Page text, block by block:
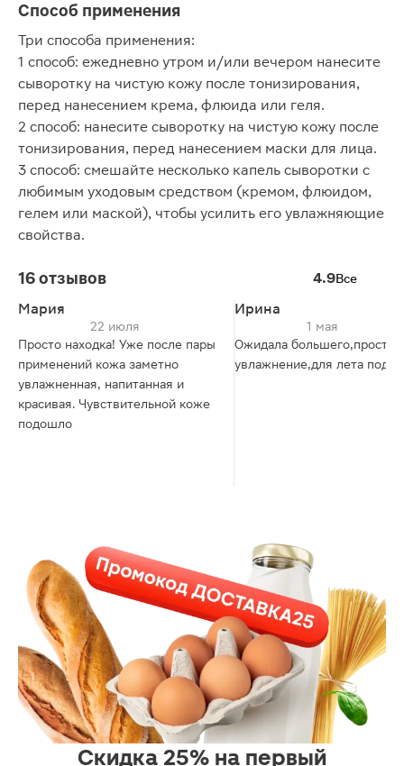
Способ применения
Три способа применения:
1 способ: ежедневно утром и/или вечером нанесите
сыворотку на чистую кожу после тонизирования,
перед нанесением крема, флюида или геля.
2 способ: нанесите сыворотку на чистую кожу после
тонизирования, перед нанесением маски для лица.
3 способ: смешайте несколько капель сыворотки с
любимым уходовым средством (кремом, флюидом,
гелем или маской), чтобы усилить его увлажняющие
свойства.
16 отзывов 4.9Все
Мария
22 июля
Просто находка! Уже после пары
применений кожа заметно
увлажненная, напитанная и
красивая. Чувствительной коже
подошло
Ирина
1 мая
Ожидала большего,просто
увлажнение,для лета
Скидка 25% на первый